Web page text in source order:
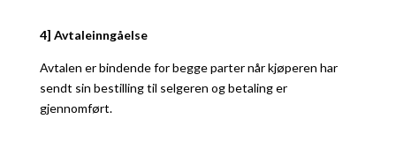
4] Avtaleinngåelse
Avtalen er bindende for begge parter når kjøperen har
sendt sin bestilling til selgeren og betaling er
gjennomført.